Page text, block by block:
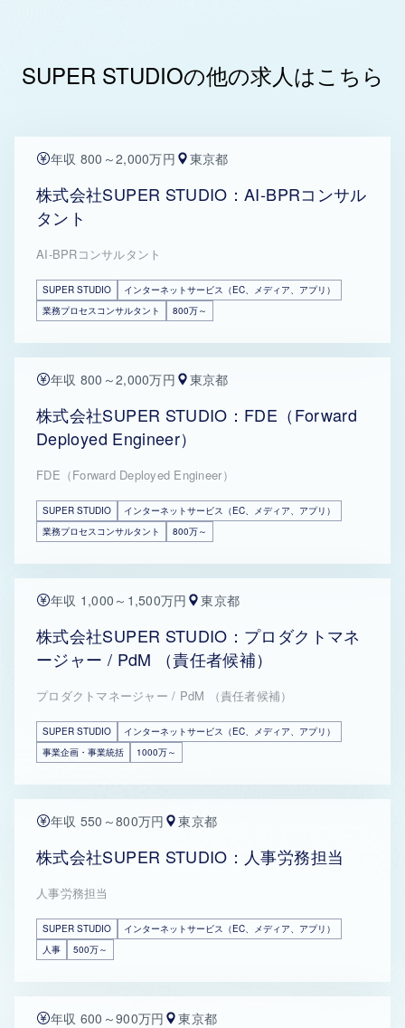
SUPER STUDIOの他の求人はこちら
年収 800～2,000万円 東京都
株式会社SUPER STUDIO：AI-BPRコンサル
タント
AI-BPRコンサルタント
SUPER STUDIO
インターネットサービス（EC、メディア、アプリ）
業務プロセスコンサルタント
800万～
年収 800～2,000万円 東京都
株式会社SUPER STUDIO：FDE（Forward
Deployed Engineer）
FDE（Forward Deployed Engineer）
SUPER STUDIO
インターネットサービス（EC、メディア、アプリ）
業務プロセスコンサルタント
800万～
年収 1,000～1,500万円 東京都
株式会社SUPER STUDIO：プロダクトマネ
ージャー / PdM （責任者候補）
プロダクトマネージャー / PdM （責任者候補）
SUPER STUDIO
インターネットサービス（EC、メディア、アプリ）
事業企画・事業統括
1000万～
年収 550～800万円 東京都
株式会社SUPER STUDIO：人事労務担当
人事労務担当
SUPER STUDIO
インターネットサービス（EC、メディア、アプリ）
人事
500万～
年収 600～900万円 東京都